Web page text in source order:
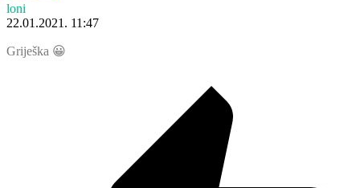
loni
22.01.2021. 11:47
Griješka 😀